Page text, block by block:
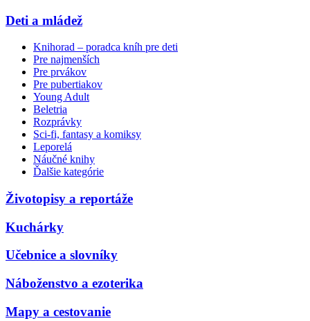
Deti a mládež
Knihorad – poradca kníh pre deti
Pre najmenších
Pre prvákov
Pre pubertiakov
Young Adult
Beletria
Rozprávky
Sci-fi, fantasy a komiksy
Leporelá
Náučné knihy
Ďalšie kategórie
Životopisy a reportáže
Kuchárky
Učebnice a slovníky
Náboženstvo a ezoterika
Mapy a cestovanie